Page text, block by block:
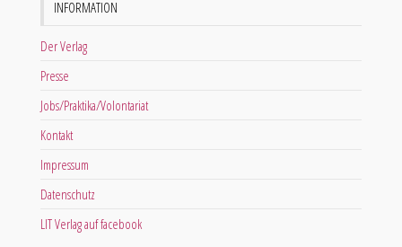
INFORMATION
Der Verlag
Presse
Jobs/Praktika/Volontariat
Kontakt
Impressum
Datenschutz
LIT Verlag auf facebook